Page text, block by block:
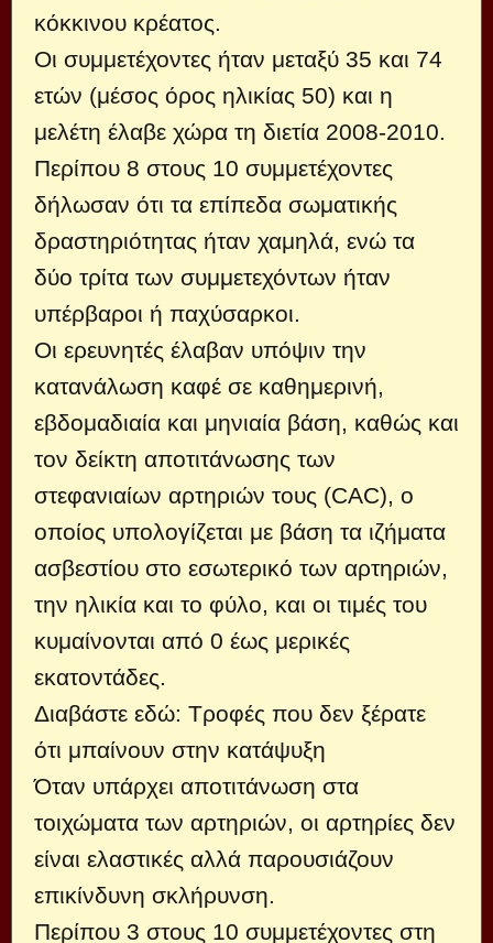
κόκκινου κρέατος.
Οι συμμετέχοντες ήταν μεταξύ 35 και 74
ετών (μέσος όρος ηλικίας 50) και η
μελέτη έλαβε χώρα τη διετία 2008-2010.
Περίπου 8 στους 10 συμμετέχοντες
δήλωσαν ότι τα επίπεδα σωματικής
δραστηριότητας ήταν χαμηλά, ενώ τα
δύο τρίτα των συμμετεχόντων ήταν
υπέρβαροι ή παχύσαρκοι.
Οι ερευνητές έλαβαν υπόψιν την
κατανάλωση καφέ σε καθημερινή,
εβδομαδιαία και μηνιαία βάση, καθώς και
τον δείκτη αποτιτάνωσης των
στεφανιαίων αρτηριών τους (CAC), ο
οποίος υπολογίζεται με βάση τα ιζήματα
ασβεστίου στο εσωτερικό των αρτηριών,
την ηλικία και το φύλο, και οι τιμές του
κυμαίνονται από 0 έως μερικές
εκατοντάδες.
Διαβάστε εδώ: Τροφές που δεν ξέρατε
ότι μπαίνουν στην κατάψυξη
Όταν υπάρχει αποτιτάνωση στα
τοιχώματα των αρτηριών, οι αρτηρίες δεν
είναι ελαστικές αλλά παρουσιάζουν
επικίνδυνη σκλήρυνση.
Περίπου 3 στους 10 συμμετέχοντες στη